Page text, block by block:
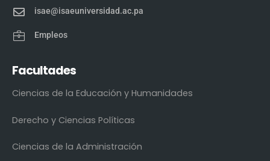
isae@isaeuniversidad.ac.pa
Empleos
Facultades
Ciencias de la Educación y Humanidades
Derecho y Ciencias Políticas
Ciencias de la Administración